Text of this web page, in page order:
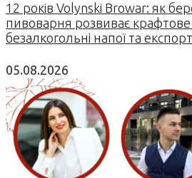
12 років Volynski Browar: як
пивоварня розвиває
безалкогольні напої та експорт
05.08.2026